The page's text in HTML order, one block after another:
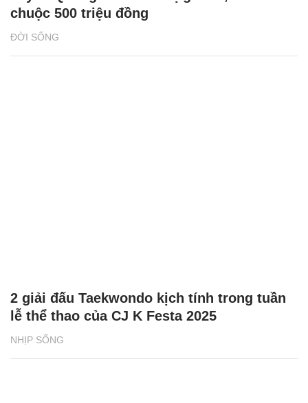
ĐỜI SỐNG
chuộc 500 triệu đồng
NHỊP SỐNG
2 giải đấu Taekwondo kịch tính trong tuần
lễ thể thao của CJ K Festa 2025